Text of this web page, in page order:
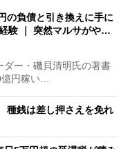
の負債と引き換えに手に
験 ｜ 突然マルサがや…
ー・磯貝清明氏の著書
円稼い…
種銭は差し押さえを免れ